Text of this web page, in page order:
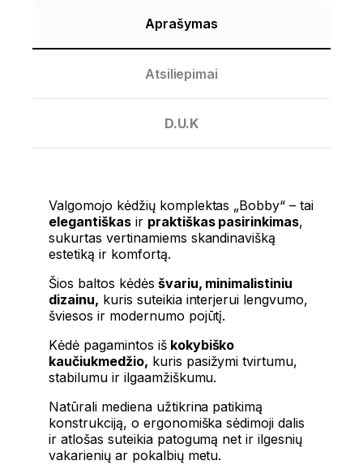
Aprašymas
Atsiliepimai
D.U.K
Valgomojo kėdžių komplektas „Bobby“ – tai
elegantiškasir praktiškas pasirinkimas,
sukurtas vertinamiems skandinavišką
estetiką ir komfortą.
Šios baltos kėdės švariu, minimalistiniu
dizainu, kuris suteikia interjerui lengvumo,
šviesos ir modernumo pojūtį.
Kėdė pagamintos iškokybiško
kaučiukmedžio, kuris pasižymi tvirtumu,
stabilumu ir ilgaamžiškumu.
Natūrali mediena užtikrina patikimą
konstrukciją, o ergonomiška sėdimoji dalis
ir atlošas suteikia patogumą net ir ilgesnių
vakarienių ar pokalbių metu.